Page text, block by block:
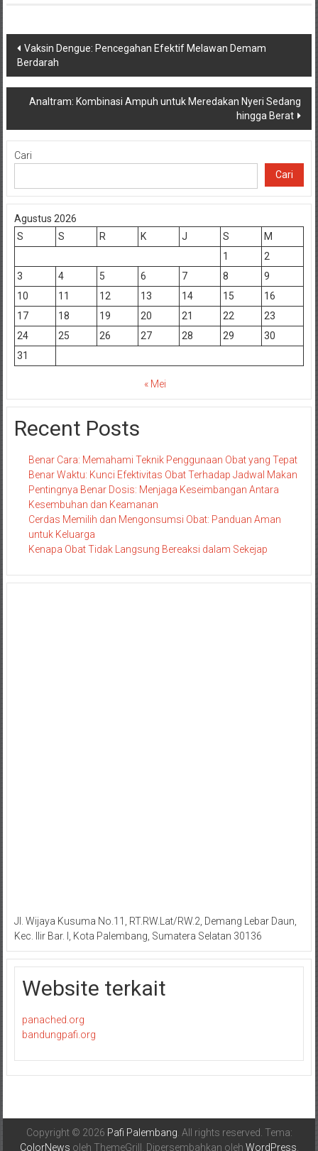
Navigasi
pos
Vaksin Dengue: Pencegahan Efektif Melawan Demam
Berdarah
Analtram: Kombinasi Ampuh untuk Meredakan Nyeri Sedang
hingga Berat
Cari
Cari
Agustus 2026
S
S R K J S
M
1
2
3
4 5 6 7 8
9
10
11 12 13 14 15
16
17
18 19 20 21 22
23
24
25 26 27 28 29
30
31
« Mei
Recent Posts
Benar Cara: Memahami Teknik Penggunaan Obat yang Tepat
Benar Waktu: Kunci Efektivitas Obat Terhadap Jadwal Makan
Pentingnya Benar Dosis: Menjaga Keseimbangan Antara
Kesembuhan dan Keamanan
Cerdas Memilih dan Mengonsumsi Obat: Panduan Aman
untuk Keluarga
Kenapa Obat Tidak Langsung Bereaksi dalam Sekejap
Jl. Wijaya Kusuma No.11, RT.RW.Lat/RW.2, Demang Lebar Daun,
Kec. Ilir Bar. I, Kota Palembang, Sumatera Selatan 30136
Website terkait
panached.org
bandungpafi.org
Copyright © 2026 Pafi Palembang . All rights reserved. Tema:
ColorNews oleh ThemeGrill. Dipersembahkan oleh WordPress